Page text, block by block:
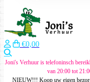
€0,00
Joni's Verhuur is telefoninsch
van 20:00 tot
NIEUW!!! Koop uw eigen